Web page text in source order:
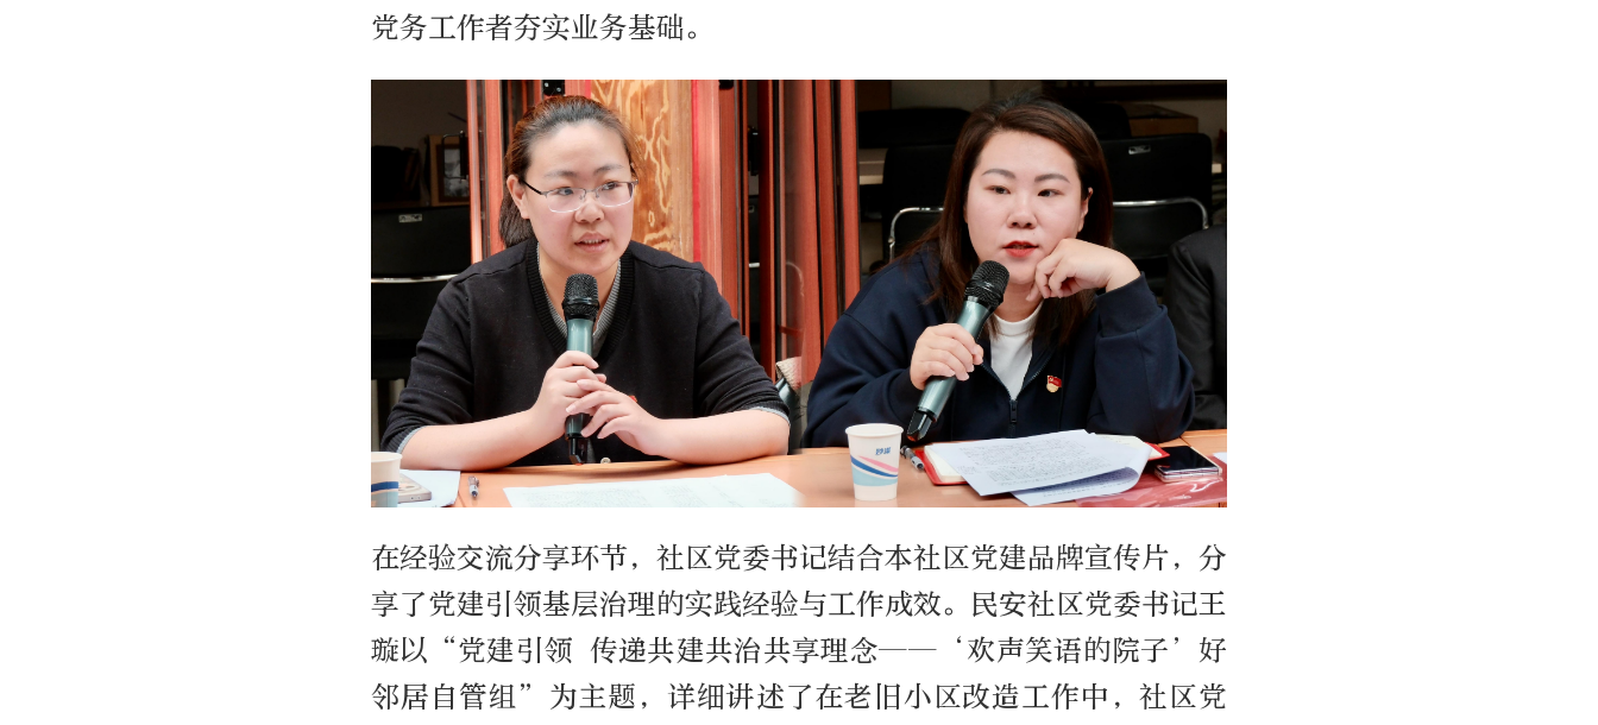
党务工作者夯实业务基础。
在经验交流分享环节，社区党委书记结合本社区党建品牌宣传片，分
享了党建引领基层治理的实践经验与工作成效。民安社区党委书记王
璇以“党建引领 传递共建共治共享理念——‘欢声笑语的院子’好
邻居自管组”为主题，详细讲述了在老旧小区改造工作中，社区党